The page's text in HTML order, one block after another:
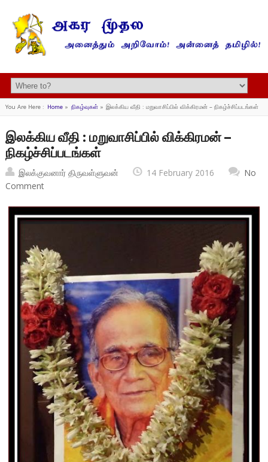
You Are Here : Home» நிகழ்வுகள்» இலக்கிய வீதி : மறுவாசிப்பில் விக்கிரமன் – நிகழ்ச்சிப்படங்கள்
இலக்கிய வீதி : மறுவாசிப்பில் விக்கிரமன் –
நிகழ்ச்சிப்படங்கள்
இலக்குவனார் திருவள்ளுவன் 14 February 2016
No
Comment